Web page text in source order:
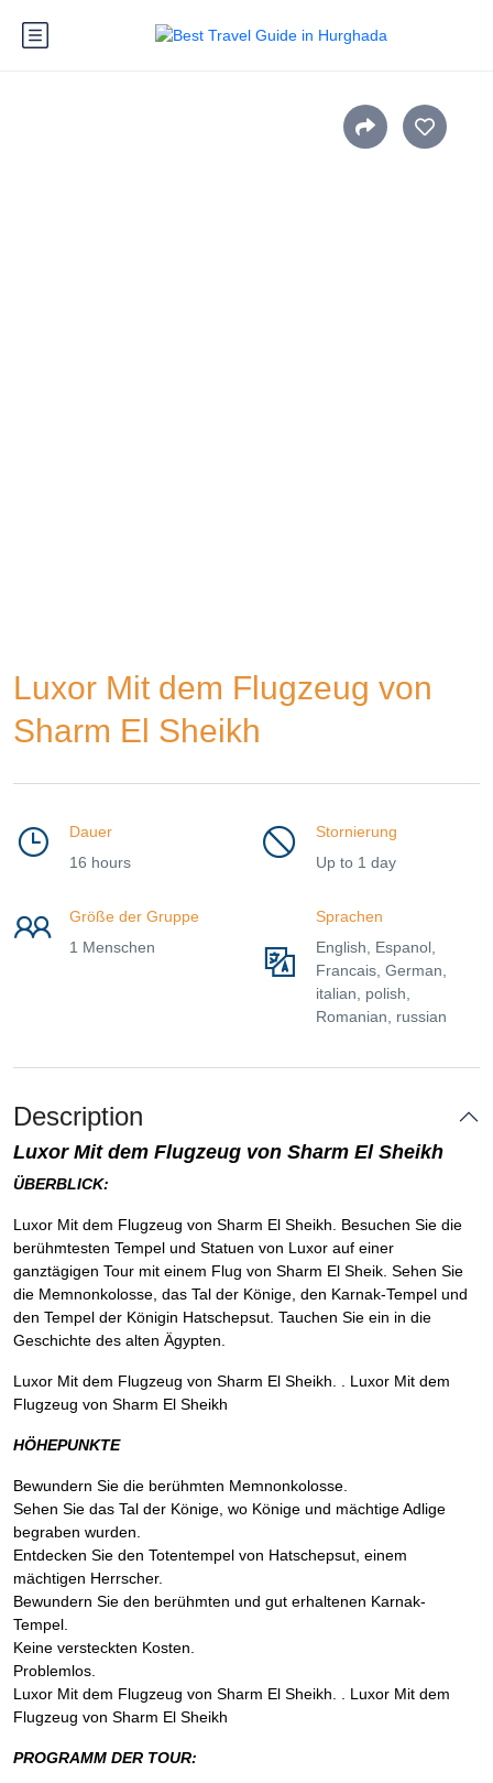
Luxor Mit dem Flugzeug von
Sharm El Sheikh
Dauer
16 hours
Stornierung
Up to 1 day
Größe der Gruppe
1 Menschen
Sprachen
English, Espanol,
Francais, German,
italian, polish,
Romanian, russian
Description
Luxor Mit dem Flugzeug von Sharm El Sheikh
ÜBERBLICK:
Luxor Mit dem Flugzeug von Sharm El Sheikh. Besuchen Sie die
berühmtesten Tempel und Statuen von Luxor auf einer
ganztägigen Tour mit einem Flug von Sharm El Sheik. Sehen Sie
die Memnonkolosse, das Tal der Könige, den Karnak-Tempel und
den Tempel der Königin Hatschepsut. Tauchen Sie ein in die
Geschichte des alten Ägypten.
Luxor Mit dem Flugzeug von Sharm El Sheikh. . Luxor Mit dem
Flugzeug von Sharm El Sheikh
HÖHEPUNKTE
Bewundern Sie die berühmten Memnonkolosse.
Sehen Sie das Tal der Könige, wo Könige und mächtige Adlige
begraben wurden.
Entdecken Sie den Totentempel von Hatschepsut, einem
mächtigen Herrscher.
Bewundern Sie den berühmten und gut erhaltenen Karnak-
Tempel.
Keine versteckten Kosten.
Problemlos.
Luxor Mit dem Flugzeug von Sharm El Sheikh. . Luxor Mit dem
Flugzeug von Sharm El Sheikh
PROGRAMM DER TOUR: